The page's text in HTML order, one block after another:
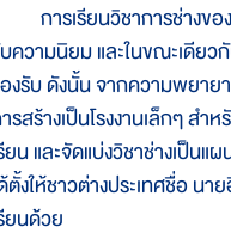
การเรียนวิชาการช่างของ
ความนิยม และในขณะเดีย
งรับ ดังนั้น จากความพยาย
รสร้างเป็นโรงงานเล็กๆ สำ
ยน และจัดแบ่งวิชาช่างเป็
ตั้งให้ชาวต่างประเทศชื่อ น
ยนด้วย